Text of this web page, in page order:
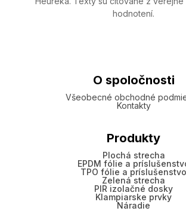
hodnotení.
O spoločnosti
Všeobecné obchodné
Kontakty
Produkty
Plochá strecha
EPDM fólie a
TPO fólie a príslušenstvo
Zelená strecha
PIR izolačné dosky
Klampiarske prvky
Náradie